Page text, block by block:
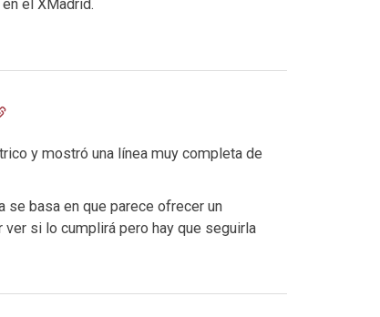
el XMadrid.
y mostró una línea muy completa de
basa en que parece ofrecer un
ver si lo cumplirá pero hay que seguirla